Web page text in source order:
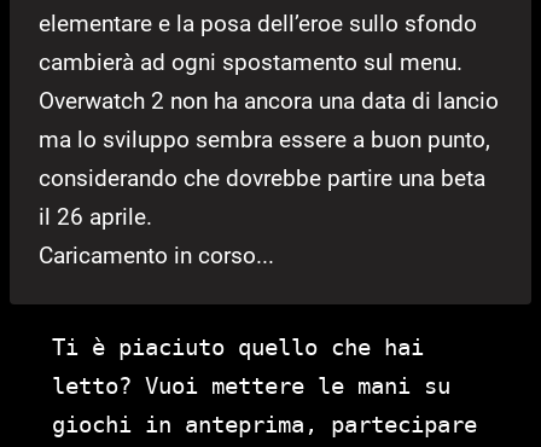
elementare e la posa dell’eroe sullo sfondo
cambierà ad ogni spostamento sul menu.
Overwatch 2 non ha ancora una data di lancio
ma lo sviluppo sembra essere a buon punto,
considerando che dovrebbe partire una beta
il 26 aprile.
Caricamento in corso...
Ti è piaciuto quello che hai
letto? Vuoi mettere le mani su
giochi in anteprima, partecipare